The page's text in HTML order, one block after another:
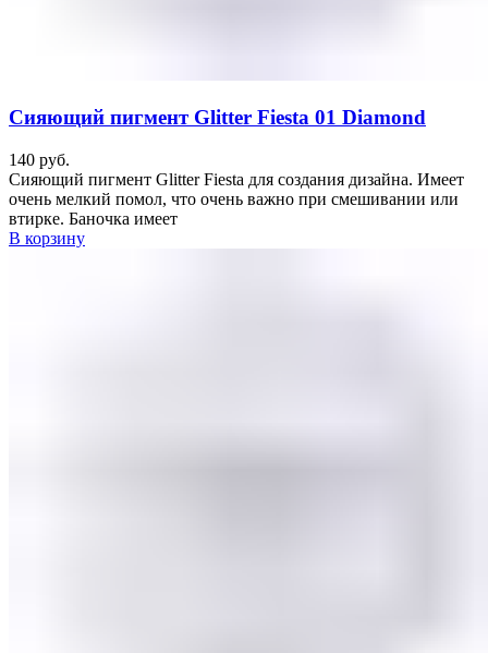
Сияющий пигмент Glitter Fiesta 01 Diamond
140 руб.
Сияющий пигмент Glitter Fiesta для создания дизайна. Имеет
очень мелкий помол, что очень важно при смешивании или
втирке. Баночка имеет
В корзину